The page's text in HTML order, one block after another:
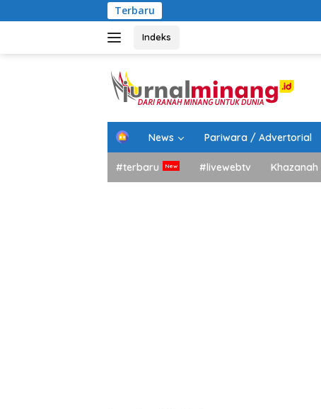
ke
Terbaru
Indeks
H
m
e
News Pariwara / Advertorial
#terbaru #livewebtv Khazanah